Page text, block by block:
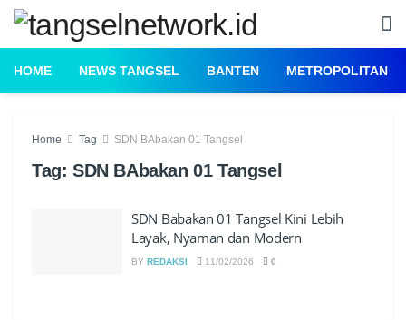
HOME NEWS TANGSEL BANTEN METROPOLITAN
Home Tag SDN BAbakan 01 Tangsel
Tag: SDN BAbakan 01 Tangsel
SDN Babakan 01 Tangsel Kini Lebih
Layak, Nyaman dan Modern
BY REDAKSI 11/02/2026 0